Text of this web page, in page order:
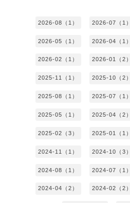
2026-08（1） 2026-07（1）
2026-05（1） 2026-04（1）
2026-02（1） 2026-01（2）
2025-11（1） 2025-10（2）
2025-08（1） 2025-07（1）
2025-05（1） 2025-04（2）
2025-02（3） 2025-01（1）
2024-11（1） 2024-10（3）
2024-08（1） 2024-07（1）
2024-04（2） 2024-02（2）